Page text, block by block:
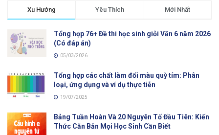
Xu Hướng Yêu Thích Mới Nhất
Tổng hợp 76+ Đề thi học sinh giỏi Văn 6 năm 2026
(Có đáp án)
05/03/2026
Tổng hợp các chất làm đổi màu quỳ tím: Phân
loại, ứng dụng và ví dụ thực tiễn
19/07/2025
Bảng Tuần Hoàn Và 20 Nguyên Tố Đầu Tiên: Kiến
Thức Căn Bản Mọi Học Sinh Cần Biết